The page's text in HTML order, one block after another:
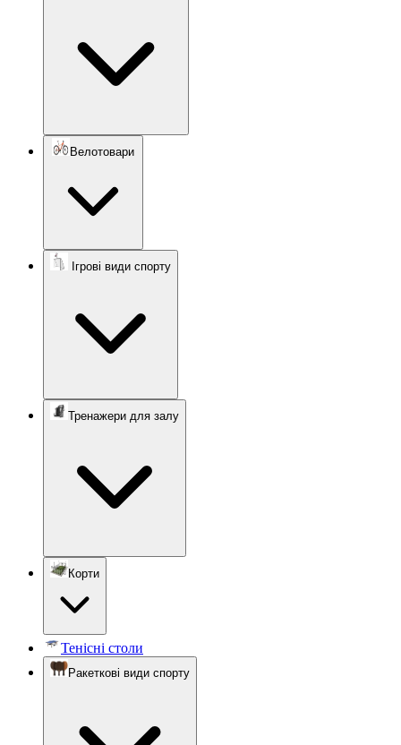
Ігрові види спорту
Тренажери для залу
Корти
Тенісні столи
Ракеткові види спорту